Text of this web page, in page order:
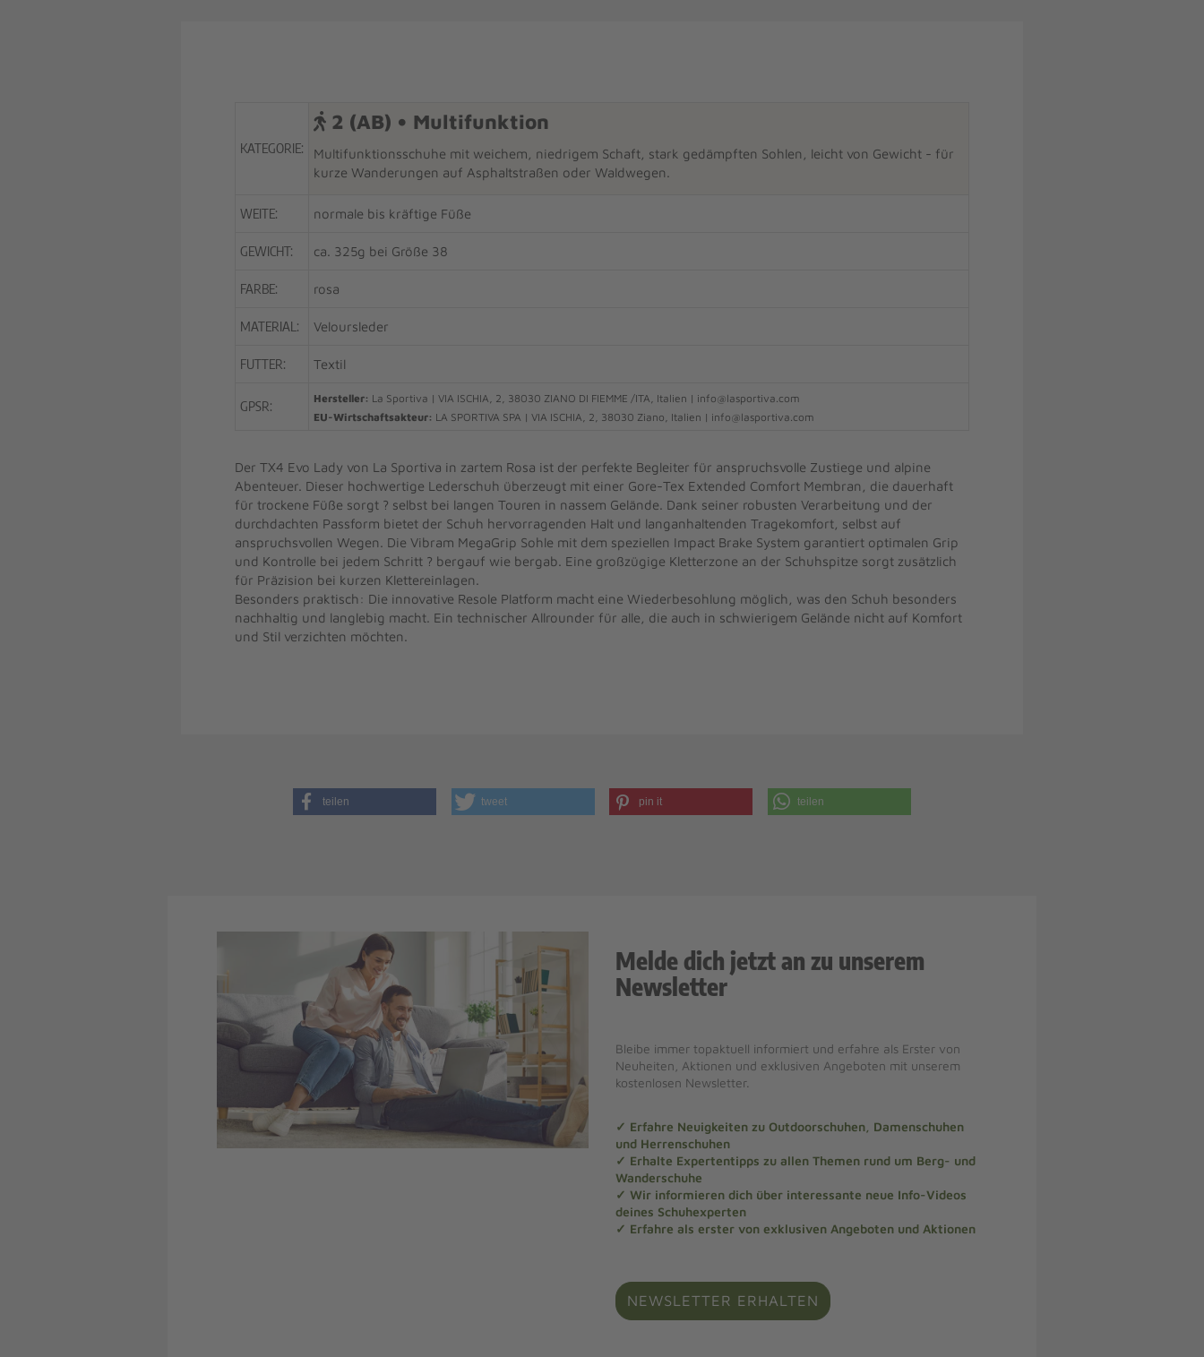
KATEGORIE:
2 (AB) • Multifunktion
Multifunktionsschuhe mit weichem, niedrigem Schaft, stark gedämpften Sohlen, leicht von Gewicht - für
kurze Wanderungen auf Asphaltstraßen oder Waldwegen.
WEITE: normale bis kräftige Füße
GEWICHT: ca. 325g bei Größe 38
FARBE: rosa
MATERIAL: Veloursleder
FUTTER: Textil
GPSR: Hersteller: La Sportiva | VIA ISCHIA, 2, 38030 ZIANO DI FIEMME /ITA, Italien | info@lasportiva.com
EU-Wirtschaftsakteur: LA SPORTIVA SPA | VIA ISCHIA, 2, 38030 Ziano, Italien | info@lasportiva.com
Der TX4 Evo Lady von La Sportiva in zartem Rosa ist der perfekte Begleiter für anspruchsvolle Zustiege und alpine
Abenteuer. Dieser hochwertige Lederschuh überzeugt mit einer Gore-Tex Extended Comfort Membran, die dauerhaft
für trockene Füße sorgt ? selbst bei langen Touren in nassem Gelände. Dank seiner robusten Verarbeitung und der
durchdachten Passform bietet der Schuh hervorragenden Halt und langanhaltenden Tragekomfort, selbst auf
anspruchsvollen Wegen. Die Vibram MegaGrip Sohle mit dem speziellen Impact Brake System garantiert optimalen Grip
und Kontrolle bei jedem Schritt ? bergauf wie bergab. Eine großzügige Kletterzone an der Schuhspitze sorgt zusätzlich
für Präzision bei kurzen Klettereinlagen.
Besonders praktisch: Die innovative Resole Platform macht eine Wiederbesohlung möglich, was den Schuh besonders
nachhaltig und langlebig macht. Ein technischer Allrounder für alle, die auch in schwierigem Gelände nicht auf Komfort
und Stil verzichten möchten.
teilen tweet pin it teilen
Melde dich jetzt an zu unserem
Newsletter
Bleibe immer topaktuell informiert und erfahre als Erster von
Neuheiten, Aktionen und exklusiven Angeboten mit unserem
kostenlosen Newsletter.
✓ Erfahre Neuigkeiten zu Outdoorschuhen, Damenschuhen
und Herrenschuhen
✓ Erhalte Expertentipps zu allen Themen rund um Berg- und
Wanderschuhe
✓ Wir informieren dich über interessante neue Info-Videos
deines Schuhexperten
✓ Erfahre als erster von exklusiven Angeboten und Aktionen
NEWSLETTER ERHALTEN